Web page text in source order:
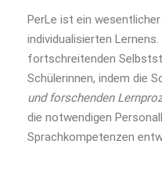
PerLe ist ein
individualisierten
fortschreitenden
Schülerinnen, indem die
und forschenden
die notwendigen
Sprachkompetenzen